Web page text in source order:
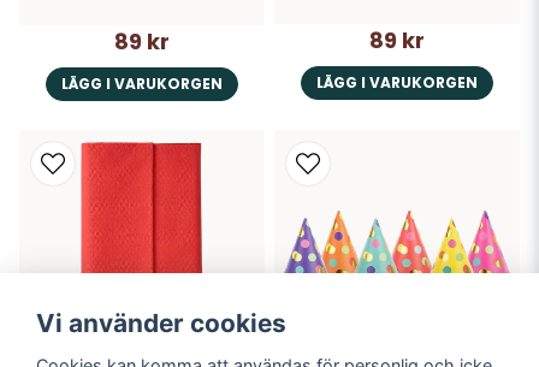
89 kr
LÄGG I VARUKORGEN
89 kr
LÄGG I VARUKORGEN
Vi använder cookies